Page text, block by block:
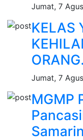
Jumat, 7
KELAS
Jumat, 7
MGMP